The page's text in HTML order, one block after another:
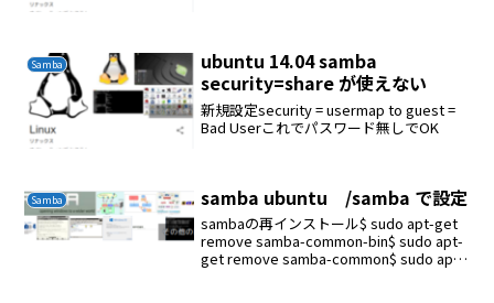
Samba
ubuntu 14.04 samba
security=share が使えない
新規設定security = usermap to guest =
Bad Userこれでパスワード無しでOK
Samba samba ubuntu /samba で設定
sambaの再インストール$ sudo apt-get
remove samba-common-bin$ sudo apt-
get remove samba-common$ sudo apt-